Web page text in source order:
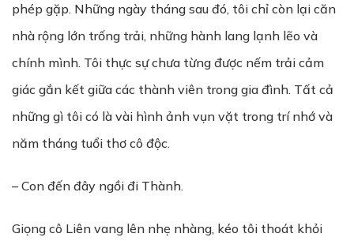
phép gặp. Những ngày tháng sau đó, tôi chỉ còn lại căn
nhà rộng lớn trống trải, những hành lang lạnh lẽo và
chính mình. Tôi thực sự chưa từng được nếm trải cảm
giác gắn kết giữa các thành viên trong gia đình. Tất cả
những gì tôi có là vài hình ảnh vụn vặt trong trí nhớ và
năm tháng tuổi thơ cô độc.
– Con đến đây ngồi đi Thành.
Giọng cô Liên vang lên nhẹ nhàng, kéo tôi thoát khỏi